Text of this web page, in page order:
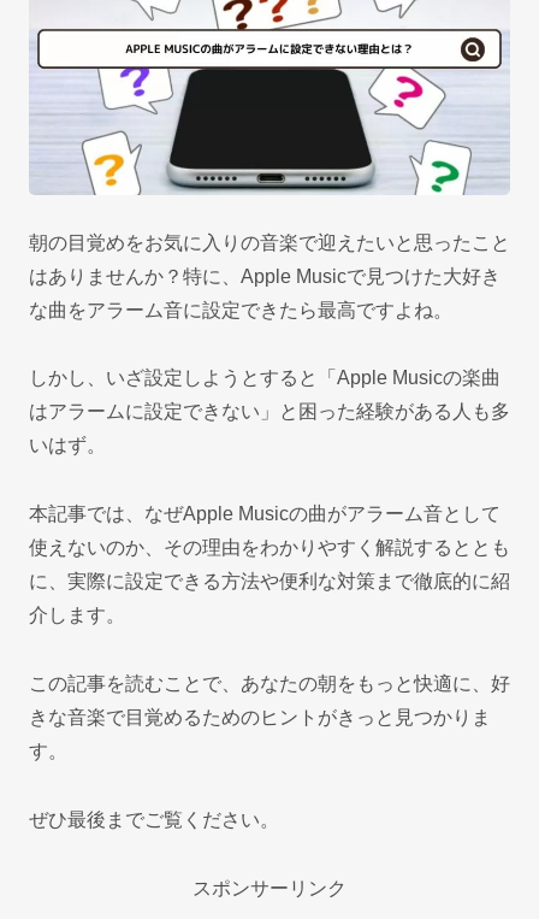
朝の目覚めをお気に入りの音楽で迎えたいと思ったこと
はありませんか？特に、Apple Musicで見つけた大好き
な曲をアラーム音に設定できたら最高ですよね。
しかし、いざ設定しようとすると「Apple Musicの楽曲
はアラームに設定できない」と困った経験がある人も多
いはず。
本記事では、なぜApple Musicの曲がアラーム音として
使えないのか、その理由をわかりやすく解説するととも
に、実際に設定できる方法や便利な対策まで徹底的に紹
介します。
この記事を読むことで、あなたの朝をもっと快適に、好
きな音楽で目覚めるためのヒントがきっと見つかりま
す。
ぜひ最後までご覧ください。
スポンサーリンク